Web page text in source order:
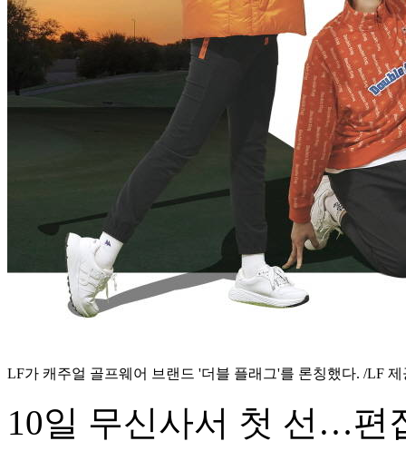
LF가 캐주얼 골프웨어 브랜드 '더블 플래그'를 론칭했다. /LF 제
10일 무신사서 첫 선…편